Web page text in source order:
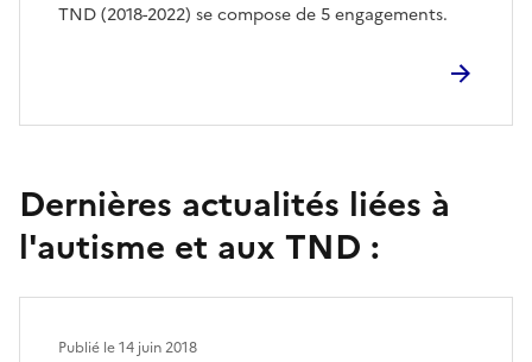
TND (2018-2022) se compose de 5 engagements.
Dernières actualités liées à
l'autisme et aux TND :
Publié le14 juin 2018